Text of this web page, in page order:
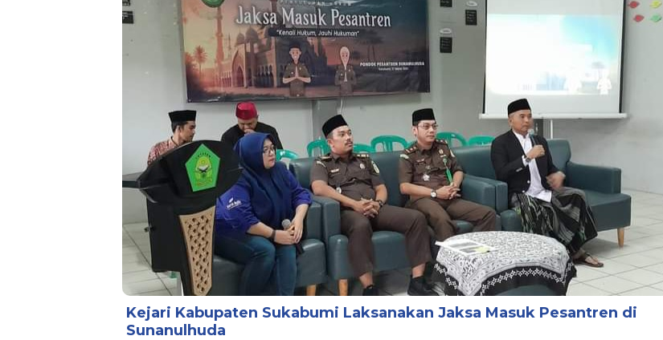
Kejari Kabupaten Sukabumi Laksanakan Jaksa Masuk Pesantren di
Sunanulhuda